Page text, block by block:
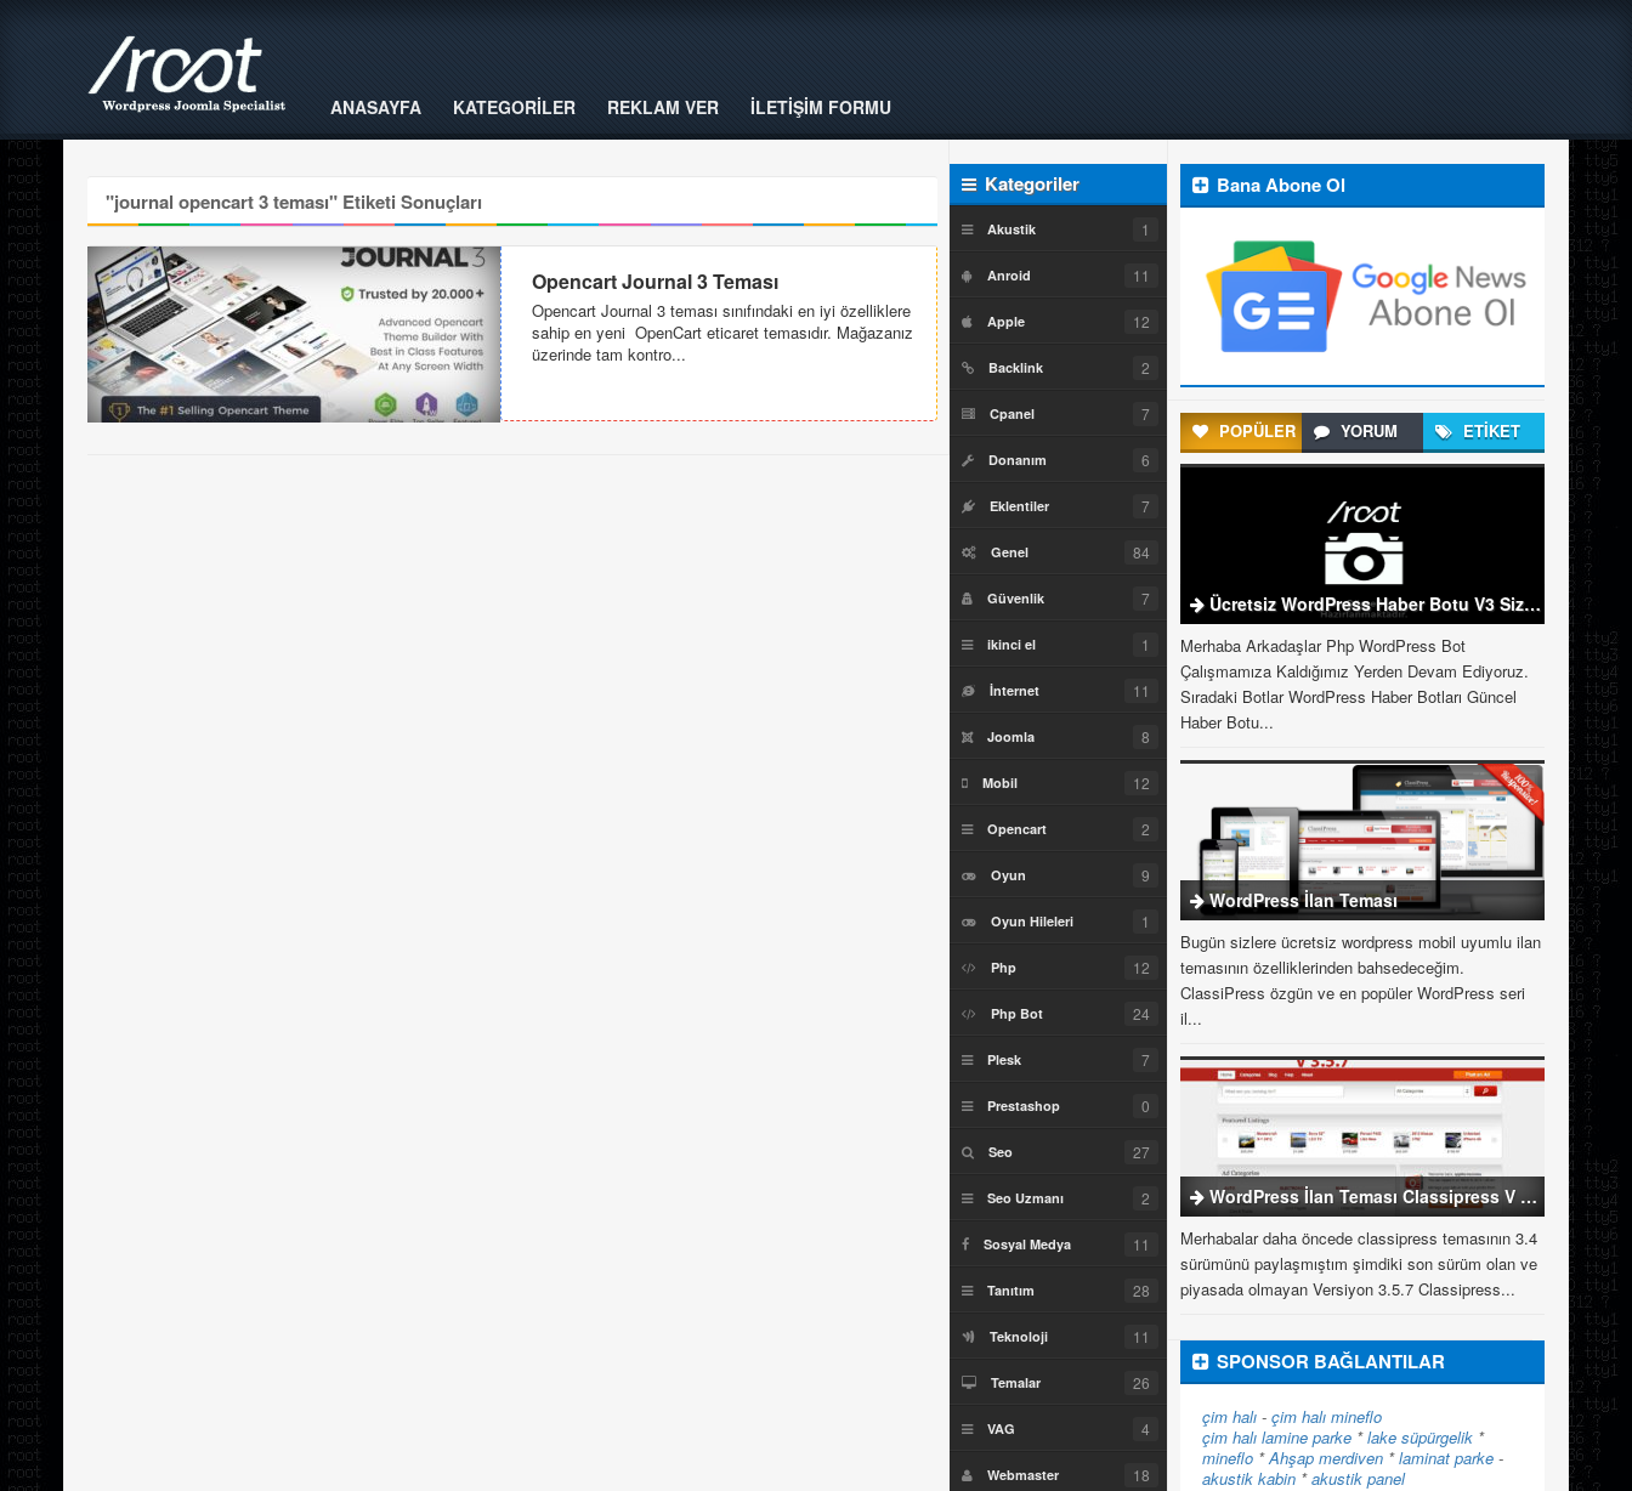
ANASAYFA KATEGORİLER REKLAM VER İLETİŞİM FORMU
"journal opencart 3 teması" Etiketi Sonuçları
Opencart Journal 3 Teması
Opencart Journal 3 teması sınıfındaki en iyi özelliklere
sahip en yeni OpenCart eticaret temasıdır. Mağazanız
üzerinde tam kontro...
Kategoriler
Akustik 1
Anroid 11
Apple 12
Backlink 2
Cpanel 7
Donanım 6
Eklentiler 7
Genel 84
Güvenlik 7
ikinci el 1
İnternet 11
Joomla 8
Mobil 12
Opencart 2
Oyun 9
Oyun Hileleri 1
Php 12
Php Bot 24
Plesk 7
Prestashop 0
Seo 27
Seo Uzmanı 2
Sosyal Medya 11
Tanıtım 28
Teknoloji 11
Temalar 26
VAG 4
Webmaster 18
Bana Abone Ol
POPÜLER YORUM ETİKET
Ücretsiz WordPress Haber Botu V3 Sizlerle
Merhaba Arkadaşlar Php WordPress Bot
Çalışmamıza Kaldığımız Yerden Devam Ediyoruz.
Sıradaki Botlar WordPress Haber Botları Güncel
Haber Botu...
WordPress İlan Teması
Bugün sizlere ücretsiz wordpress mobil uyumlu ilan
temasının özelliklerinden bahsedeceğim.
ClassiPress özgün ve en popüler WordPress seri
il...
WordPress İlan Teması Classipress V 3.5.7
Merhabalar daha öncede classipress temasının 3.4
sürümünü paylaşmıştım şimdiki son sürüm olan ve
piyasada olmayan Versiyon 3.5.7 Classipress...
SPONSOR BAĞLANTILAR
çim halı - çim halı mineflo
çim halı lamine parke *lake süpürgelik *
mineflo *Ahşap merdiven *laminat parke -
akustik kabin *akustik panel